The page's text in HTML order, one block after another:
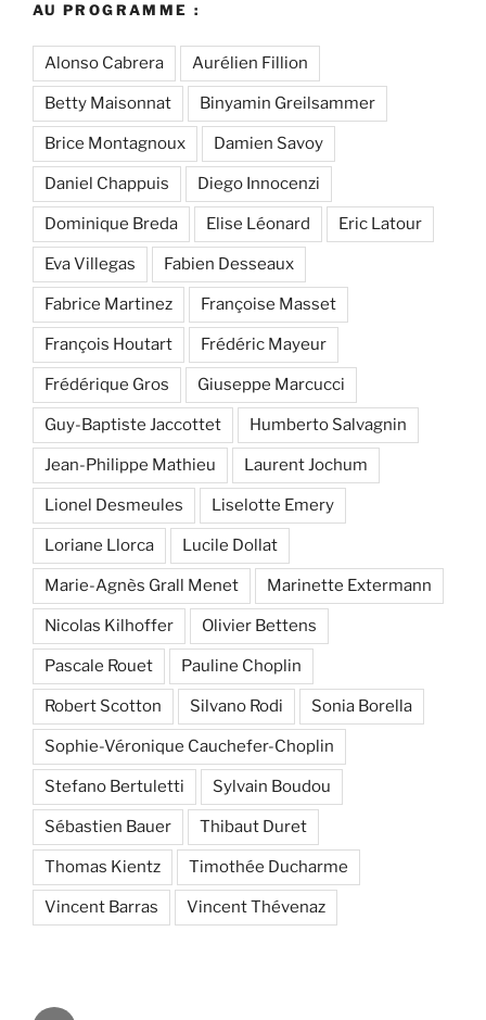
AU PROGRAMME :
Alonso Cabrera Aurélien Fillion
Betty Maisonnat Binyamin Greilsammer
Brice Montagnoux Damien Savoy
Daniel Chappuis Diego Innocenzi
Dominique Breda Elise Léonard Eric Latour
Eva Villegas Fabien Desseaux
Fabrice Martinez Françoise Masset
François Houtart Frédéric Mayeur
Frédérique Gros Giuseppe Marcucci
Guy-Baptiste Jaccottet Humberto Salvagnin
Jean-Philippe Mathieu Laurent Jochum
Lionel Desmeules Liselotte Emery
Loriane Llorca Lucile Dollat
Marie-Agnès Grall Menet Marinette Extermann
Nicolas Kilhoffer Olivier Bettens
Pascale Rouet Pauline Choplin
Robert Scotton Silvano Rodi Sonia Borella
Sophie-Véronique Cauchefer-Choplin
Stefano Bertuletti Sylvain Boudou
Sébastien Bauer Thibaut Duret
Thomas Kientz Timothée Ducharme
Vincent Barras Vincent Thévenaz